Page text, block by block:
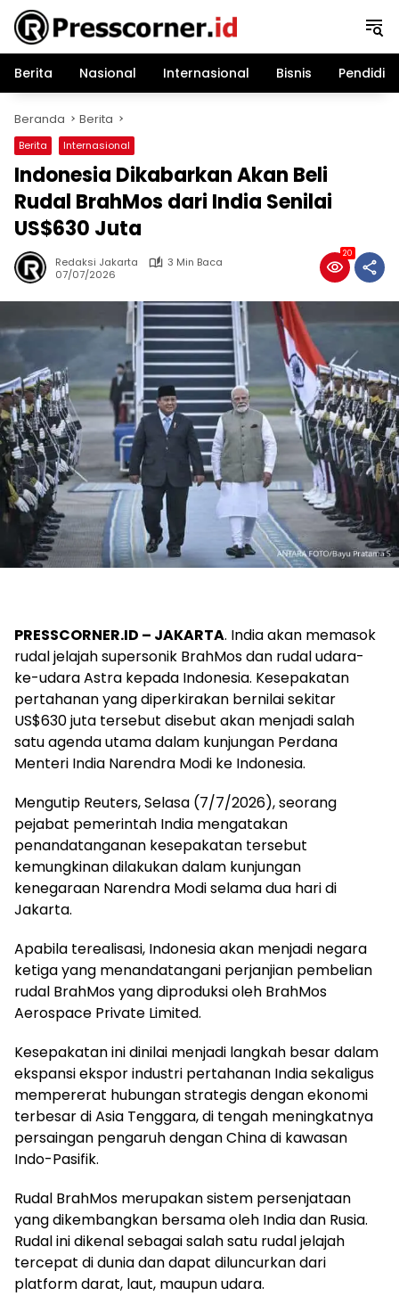
Langsung
konten
Berita
Nasional Internasional Bisnis
Beranda Berita
Berita Internasional
Indonesia Dikabarkan Akan Beli
Rudal BrahMos dari India Senilai
US$630 Juta
Redaksi Jakarta
3 Min Baca
07/07/2026
20
PRESSCORNER.ID – JAKARTA. India akan memasok
rudal jelajah supersonik BrahMos dan rudal udara-
ke-udara Astra kepada Indonesia. Kesepakatan
pertahanan yang diperkirakan bernilai sekitar
US$630 juta tersebut disebut akan menjadi salah
satu agenda utama dalam kunjungan Perdana
Menteri India Narendra Modi ke Indonesia.
Mengutip Reuters, Selasa (7/7/2026), seorang
pejabat pemerintah India mengatakan
penandatanganan kesepakatan tersebut
kemungkinan dilakukan dalam kunjungan
kenegaraan Narendra Modi selama dua hari di
Jakarta.
Apabila terealisasi, Indonesia akan menjadi negara
ketiga yang menandatangani perjanjian pembelian
rudal BrahMos yang diproduksi oleh BrahMos
Aerospace Private Limited.
Kesepakatan ini dinilai menjadi langkah besar dalam
ekspansi ekspor industri pertahanan India sekaligus
mempererat hubungan strategis dengan ekonomi
terbesar di Asia Tenggara, di tengah meningkatnya
persaingan pengaruh dengan China di kawasan
Indo-Pasifik.
Rudal BrahMos merupakan sistem persenjataan
yang dikembangkan bersama oleh India dan Rusia.
Rudal ini dikenal sebagai salah satu rudal jelajah
tercepat di dunia dan dapat diluncurkan dari
platform darat, laut, maupun udara.